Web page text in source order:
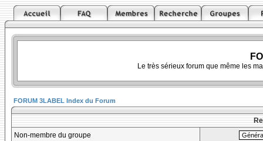
Le très sérieux forum que même les
FORUM 3LABEL Index du Forum
Non-membre du groupe